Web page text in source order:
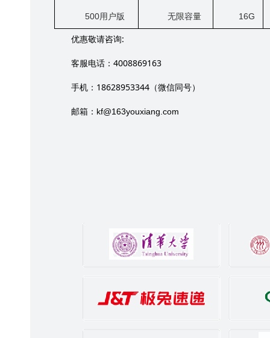
500用户版 无限容量 16G
优惠敬请咨询:
客服电话： 4008869163
手机： 18628953344 （微信同号）
邮箱： kf@163youxiang.com